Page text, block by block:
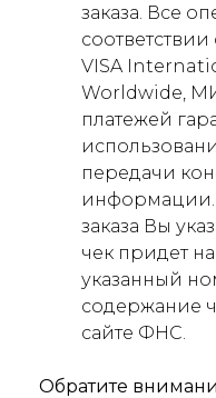
заказа. Все
VISA
Worldwide,
платежей
передачи
заказа Вы
чек придет
указанный
содержание
сайте ФНС.
Обратите